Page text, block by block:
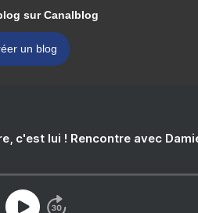
sur Canalblog
un blog
c'est lui ! Rencontre avec